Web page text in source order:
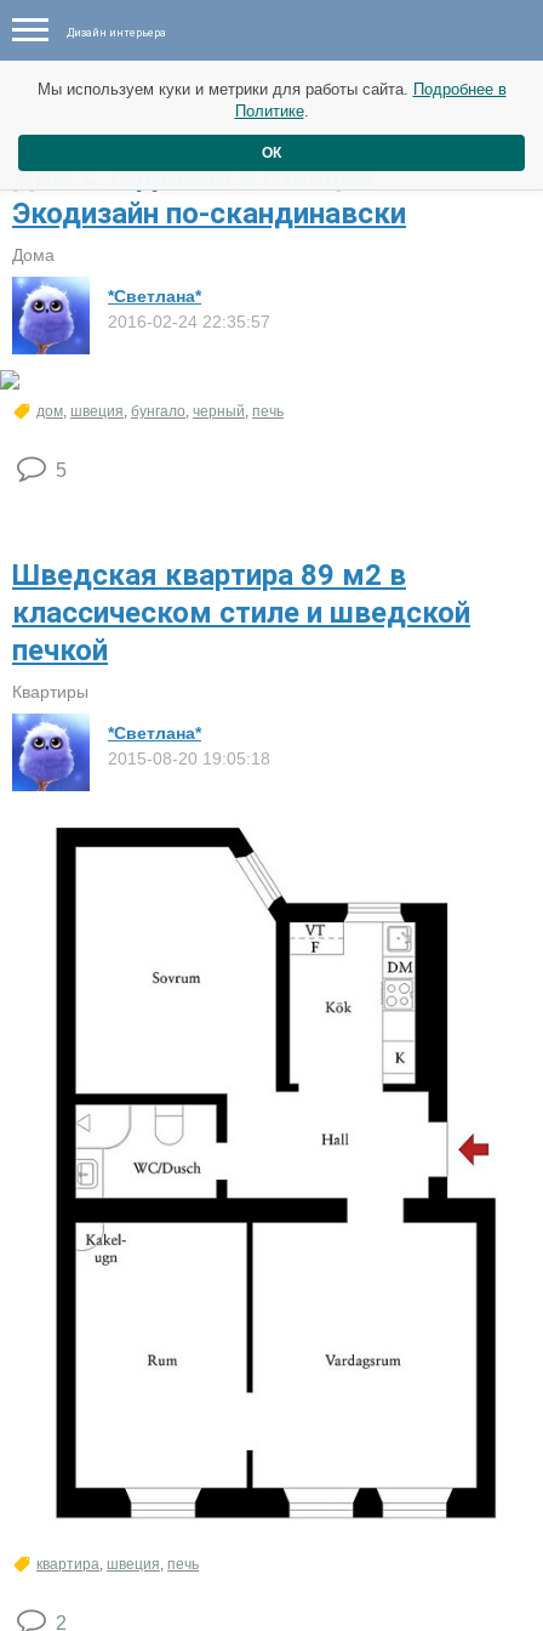
Дизайн интерьера
Дом с террасой в Швеции.
Экодизайн по-скандинавски
Дома
*Светлана*
2016-02-24 22:35:57
дом, швеция, бунгало, черный, печь
5
Шведская квартира 89 м2 в
классическом стиле и шведской
печкой
Квартиры
*Светлана*
2015-08-20 19:05:18
квартира, швеция, печь
2
Мы используем куки и метрики для работы сайта. Подробнее в
Политике.
ОК